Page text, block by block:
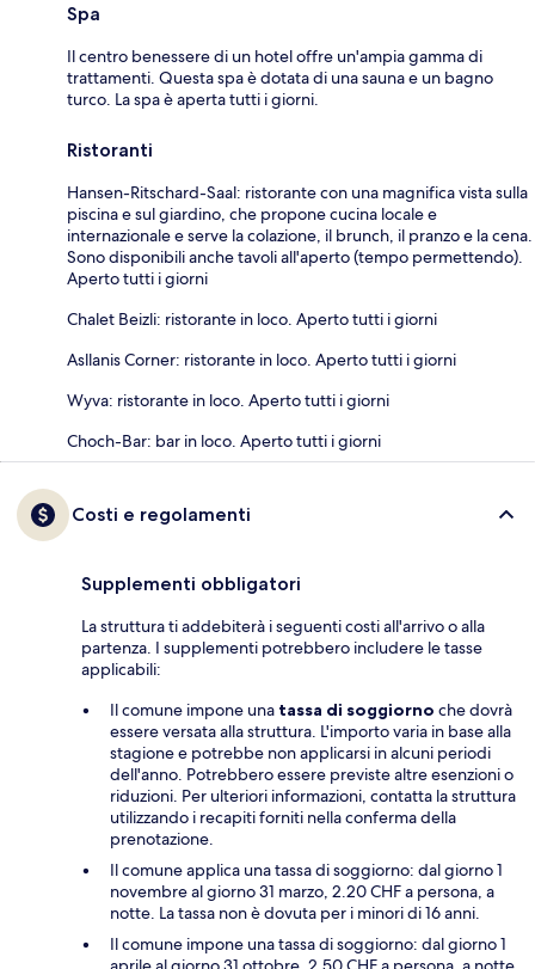
Spa
Il centro benessere di un hotel offre un'ampia gamma di
trattamenti. Questa spa è dotata di una sauna e un bagno
turco. La spa è aperta tutti i giorni.
Ristoranti
Hansen-Ritschard-Saal: ristorante con una magnifica vista sulla
piscina e sul giardino, che propone cucina locale e
internazionale e serve la colazione, il brunch, il pranzo e la cena.
Sono disponibili anche tavoli all'aperto (tempo permettendo).
Aperto tutti i giorni
Chalet Beizli: ristorante in loco. Aperto tutti i giorni
Asllanis Corner: ristorante in loco. Aperto tutti i giorni
Wyva: ristorante in loco. Aperto tutti i giorni
Choch-Bar: bar in loco. Aperto tutti i giorni
Costi e regolamenti
Supplementi obbligatori
La struttura ti addebiterà i seguenti costi all'arrivo o alla
partenza. I supplementi potrebbero includere le tasse
applicabili:
Il comune impone una tassa di soggiorno che dovrà
essere versata alla struttura. L'importo varia in base alla
stagione e potrebbe non applicarsi in alcuni periodi
dell'anno. Potrebbero essere previste altre esenzioni o
riduzioni. Per ulteriori informazioni, contatta la struttura
utilizzando i recapiti forniti nella conferma della
prenotazione.
Il comune applica una tassa di soggiorno: dal giorno 1
novembre al giorno 31 marzo, 2.20 CHF a persona, a
notte. La tassa non è dovuta per i minori di 16 anni.
Il comune impone una tassa di soggiorno: dal giorno 1